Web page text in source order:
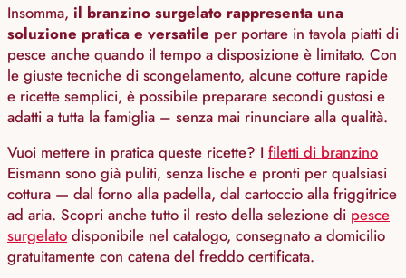
Insomma, il branzino surgelato rappresenta una
soluzione pratica e versatile per portare in tavola piatti di
pesce anche quando il tempo a disposizione è limitato. Con
le giuste tecniche di scongelamento, alcune cotture rapide
e ricette semplici, è possibile preparare secondi gustosi e
adatti a tutta la famiglia – senza mai rinunciare alla qualità.
Vuoi mettere in pratica queste ricette? I filetti di branzino
Eismann sono già puliti, senza lische e pronti per qualsiasi
cottura — dal forno alla padella, dal cartoccio alla friggitrice
ad aria. Scopri anche tutto il resto della selezione di pesce
surgelato disponibile nel catalogo, consegnato a domicilio
gratuitamente con catena del freddo certificata.